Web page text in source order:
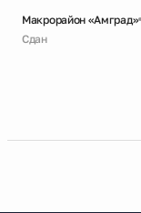
Макрорайон «Амград»
Сдан